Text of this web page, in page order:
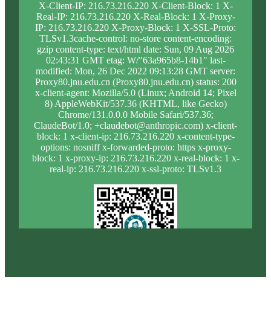
X-Client-IP: 216.73.216.220 X-Client-Block: 1 X-
Real-IP: 216.73.216.220 X-Real-Block: 1 X-Proxy-
IP: 216.73.216.220 X-Proxy-Block: 1 X-SSL-Proto:
TLSv1.3cache-control: no-store content-encoding:
gzip content-type: text/html date: Sun, 09 Aug 2026
02:43:31 GMT etag: W/"63a965b8-14b1" last-
modified: Mon, 26 Dec 2022 09:13:28 GMT server:
Proxy80.jnu.edu.cn (Proxy80.jnu.edu.cn) status: 200
x-client-agent: Mozilla/5.0 (Linux; Android 14; Pixel
8) AppleWebKit/537.36 (KHTML, like Gecko)
Chrome/131.0.0.0 Mobile Safari/537.36;
ClaudeBot/1.0; +claudebot@anthropic.com) x-client-
block: 1 x-client-ip: 216.73.216.220 x-content-type-
options: nosniff x-forwarded-proto: https x-proxy-
block: 1 x-proxy-ip: 216.73.216.220 x-real-block: 1 x-
real-ip: 216.73.216.220 x-ssl-proto: TLSv1.3